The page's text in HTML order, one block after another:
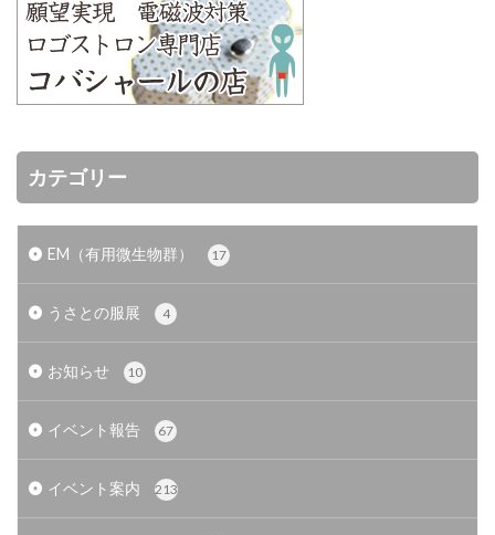
カテゴリー
EM（有用微生物群） 17
うさとの服展 4
お知らせ 10
イベント報告 67
イベント案内 213